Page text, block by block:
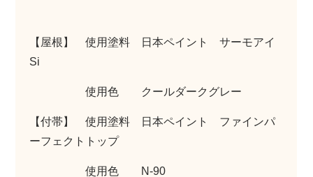
【屋根】 使用塗料 日本ペイント サーモアイ
Si
使用色 クールダークグレー
【付帯】 使用塗料 日本ペイント ファインパ
ーフェクトトップ
使用色 N-90